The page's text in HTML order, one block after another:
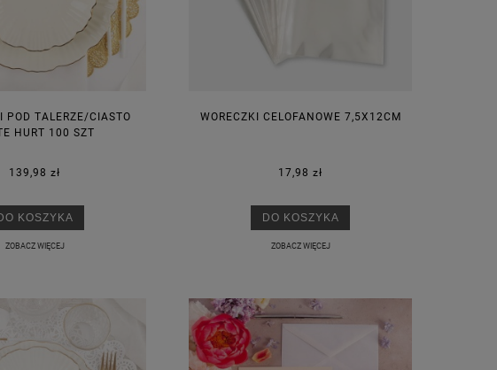
POD TALERZE/CIASTO
HURT 100 SZT
139,98 zł
KOSZYKA
ZOBACZ WIĘCEJ
WORECZKI CELOFANOWE 7,5X12CM
17,98 zł
DO KOSZYKA
ZOBACZ WIĘCEJ